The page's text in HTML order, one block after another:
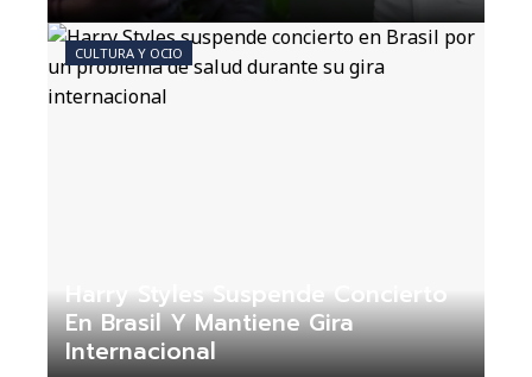
Harry Styles Suspende Concierto
En Brasil Y Mantiene Gira
Internacional
CULTURA Y OCIO